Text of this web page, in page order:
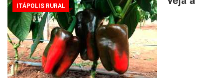
ITÁPOLIS RURAL